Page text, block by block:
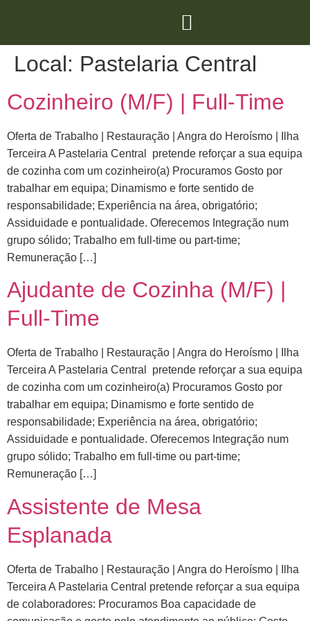
Local: Pastelaria Central
Cozinheiro (M/F) | Full-Time
Oferta de Trabalho | Restauração | Angra do Heroísmo | Ilha
Terceira A Pastelaria Central pretende reforçar a sua equipa
de cozinha com um cozinheiro(a) Procuramos Gosto por
trabalhar em equipa; Dinamismo e forte sentido de
responsabilidade; Experiência na área, obrigatório;
Assiduidade e pontualidade. Oferecemos Integração num
grupo sólido; Trabalho em full-time ou part-time;
Remuneração […]
Ajudante de Cozinha (M/F) |
Full-Time
Oferta de Trabalho | Restauração | Angra do Heroísmo | Ilha
Terceira A Pastelaria Central pretende reforçar a sua equipa
de cozinha com um cozinheiro(a) Procuramos Gosto por
trabalhar em equipa; Dinamismo e forte sentido de
responsabilidade; Experiência na área, obrigatório;
Assiduidade e pontualidade. Oferecemos Integração num
grupo sólido; Trabalho em full-time ou part-time;
Remuneração […]
Assistente de Mesa
Esplanada
Oferta de Trabalho | Restauração | Angra do Heroísmo | Ilha
Terceira A Pastelaria Central pretende reforçar a sua equipa
de colaboradores: Procuramos Boa capacidade de